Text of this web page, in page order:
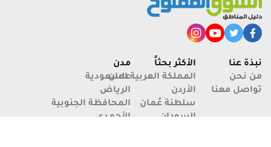
سلطنة عمان
نبذة عنا
من نحن
تواصل معنا
الأكثر بحثاً
المملكة العربية السعودية
الأردن
سلطنة عُمان
السودان
مدن
عمان
الرياض
المحافظة الجنوبية
الأحمدي